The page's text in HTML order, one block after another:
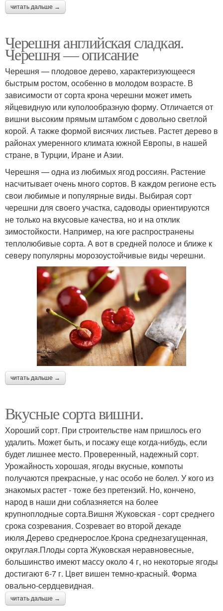
читать дальше →
Черешня английская сладкая.
Черешня — описание
Черешня — плодовое дерево, характеризующееся
быстрым ростом, особенно в молодом возрасте. В
зависимости от сорта крона черешни может иметь
яйцевидную или куполообразную форму. Отличается от
вишни высоким прямым штамбом с довольно светлой
корой. А также формой висячих листьев. Растет дерево в
районах умеренного климата южной Европы, в нашей
стране, в Турции, Иране и Азии.
Черешня — одна из любимых ягод россиян. Растение
насчитывает очень много сортов. В каждом регионе есть
свои любимые и популярные виды. Выбирая сорт
черешни для своего участка, садоводы ориентируются
не только на вкусовые качества, но и на отклик
зимостойкости. Например, на юге распространены
теплолюбивые сорта. А вот в средней полосе и ближе к
северу популярны морозоустойчивые виды черешни.
читать дальше →
Вкусные сорта вишни.
Хороший сорт. При строительстве нам пришлось его
удалить. Может быть, и посажу еще когда-нибудь, если
будет лишнее место. Проверенный, надежный сорт.
Урожайность хорошая, ягоды вкусные, компоты
получаются прекрасные, у нас особо не болел. У кого из
знакомых растет - тоже без претензий. Но, кончено,
народ в наши дни соблазняется на более
крупноплодные сорта.Вишня Жуковская - сорт среднего
срока созревания. Созревает во второй декаде
июля.Дерево среднерослое.Крона среднезагущенная,
округлая.Плоды сорта Жуковская неравновесные,
большинство имеют массу около 4 г, но некоторые ягоды
достигают 6-7 г. Цвет вишен темно-красный. Форма
овально-сердцевидная.
читать дальше →